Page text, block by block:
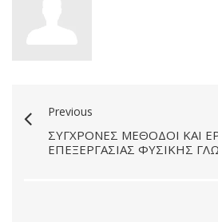
Previous
ΣΎΓΧΡΟΝΕΣ ΜΈΘΟΔΟΙ ΚΑΙ
ΕΠΕΞΕΡΓΑΣΊΑΣ ΦΥΣΙΚΉΣ